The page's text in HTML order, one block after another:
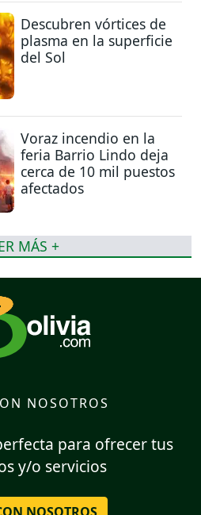
Descubren vórtices de
plasma en la superficie
del Sol
Voraz incendio en la
feria Barrio Lindo deja
cerca de 10 mil puestos
afectados
MÁS +
NOSOTROS
para ofrecer tus
y/o servicios